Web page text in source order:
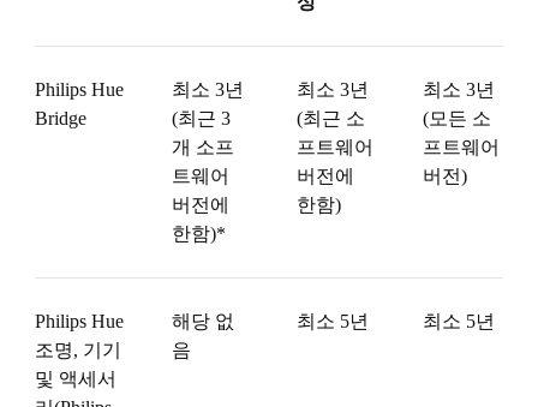
Philips Hue
Bridge
최소 3년
(최근 3
개 소프
트웨어
버전에
한함)*
최소 3년
(최근 소
프트웨어
버전에
한함)
최소 3년
(모든 소
프트웨어
버전)
Philips Hue
조명, 기기
및 액세서
해당 없
음
최소 5년 최소 5년